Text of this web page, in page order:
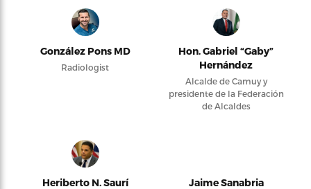
González Pons MD
Radiologist
Hon. Gabriel “Gaby”
Hernández
Alcalde de Camuy y
presidente de la Federación
de Alcaldes
Heriberto N. Saurí Jaime Sanabria